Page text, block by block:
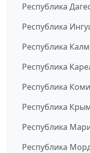
Республика
Республика
Республика
Республика
Республика Коми
Республика
Республика
Республика